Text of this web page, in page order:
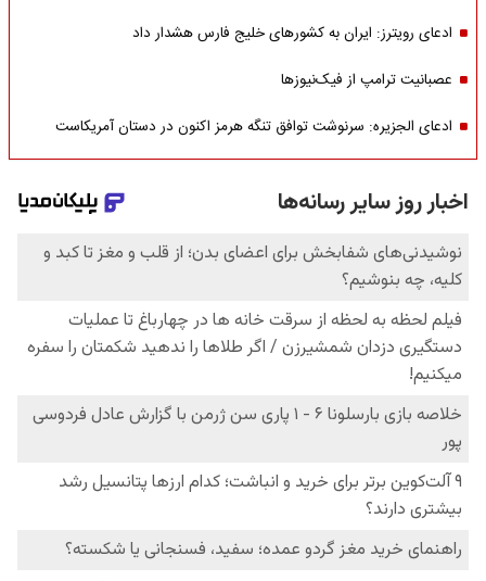
ادعای رویترز: ایران به کشورهای خلیج فارس هشدار داد
عصبانیت ترامپ از فیک‌نیوزها
ادعای الجزیره: سرنوشت توافق تنگه هرمز اکنون در دستان آمریکاست